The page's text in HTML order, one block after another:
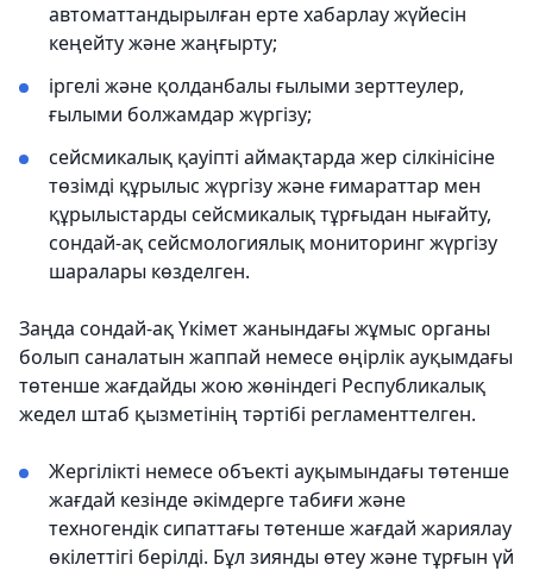
автоматтандырылған ерте хабарлау жүйесін
кеңейту және жаңғырту;
іргелі және қолданбалы ғылыми зерттеулер,
ғылыми болжамдар жүргізу;
сейсмикалық қауіпті аймақтарда жер сілкінісіне
төзімді құрылыс жүргізу және ғимараттар мен
құрылыстарды сейсмикалық тұрғыдан нығайту,
сондай-ақ сейсмологиялық мониторинг жүргізу
шаралары көзделген.
Заңда сондай-ақ Үкімет жанындағы жұмыс органы
болып саналатын жаппай немесе өңірлік ауқымдағы
төтенше жағдайды жою жөніндегі Республикалық
жедел штаб қызметінің тәртібі регламенттелген.
Жергілікті немесе объекті ауқымындағы төтенше
жағдай кезінде әкімдерге табиғи және
техногендік сипаттағы төтенше жағдай жариялау
өкілеттігі берілді. Бұл зиянды өтеу және тұрғын үй